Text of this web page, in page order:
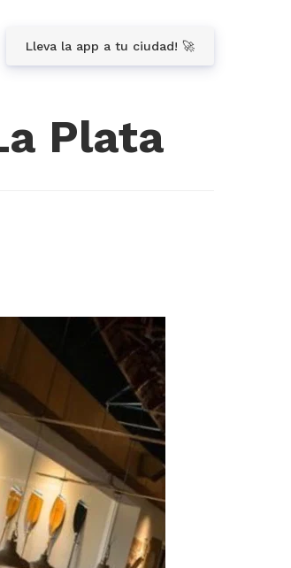
Lleva la app a tu ciudad! 🚀
Plata